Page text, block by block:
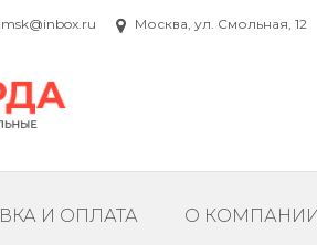
Москва, ул. Смольная, 12
И ОПЛАТА О КОМПАНИИ